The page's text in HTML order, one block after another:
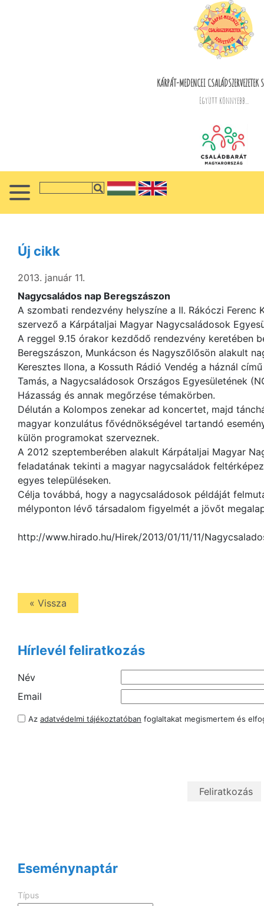
KÁRPÁT-MEDENCEI CSALÁDSZERVEZETEK
Együtt könnyebb...
Új cikk
2013. január 11.
Nagycsaládos nap Beregszászon
A szombati rendezvény helyszíne a II. Rákóczi Ferenc
szervező a Kárpátaljai Magyar Nagycsaládosok
A reggel 9.15 órakor kezdődő rendezvény keretében
Beregszászon, Munkácson és Nagyszőlősön alakult
Keresztes Ilona, a Kossuth Rádió Vendég a háznál
Tamás, a Nagycsaládosok Országos Egyesületének
Házasság és annak megőrzése témakörben.
Délután a Kolompos zenekar ad koncertet, majd
magyar konzulátus fővédnökségével tartandó
külön programokat szerveznek.
A 2012 szeptemberében alakult Kárpátaljai Magyar
feladatának tekinti a magyar nagycsaládok
egyes településeken.
Célja továbbá, hogy a nagycsaládosok példáját
mélyponton lévő társadalom figyelmét a jövőt
http://www.hirado.hu/Hirek/2013/01/11/11/
« Vissza
Hírlevél feliratkozás
Név
Email
Az adatvédelmi tájékoztatóban foglaltakat megismertem és
Eseménynaptár
Típus